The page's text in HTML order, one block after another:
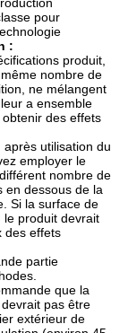
pour
:
produit,
nombre de
ne mélangent
a ensemble
des effets
utilisation du
employer le
nombre de
en dessous de la
Si la surface de
le produit devrait
des effets
partie
que la
pas être
extérieur de